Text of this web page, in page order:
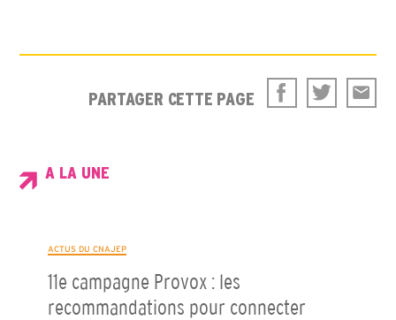
PARTAGER CETTE PAGE
A LA UNE
ACTUS DU CNAJEP
11e campagne Provox : les
recommandations pour connecter